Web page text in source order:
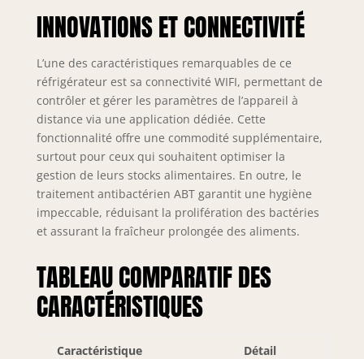
s'adapte facilement
à votre cuisine.
INNOVATIONS ET CONNECTIVITÉ
L’une des caractéristiques remarquables de ce
réfrigérateur est sa connectivité WIFI, permettant de
contrôler et gérer les paramètres de l’appareil à
distance via une application dédiée. Cette
fonctionnalité offre une commodité supplémentaire,
surtout pour ceux qui souhaitent optimiser la
gestion de leurs stocks alimentaires. En outre, le
traitement antibactérien ABT garantit une hygiène
impeccable, réduisant la prolifération des bactéries
et assurant la fraîcheur prolongée des aliments.
TABLEAU COMPARATIF DES
CARACTÉRISTIQUES
Caractéristique Détail